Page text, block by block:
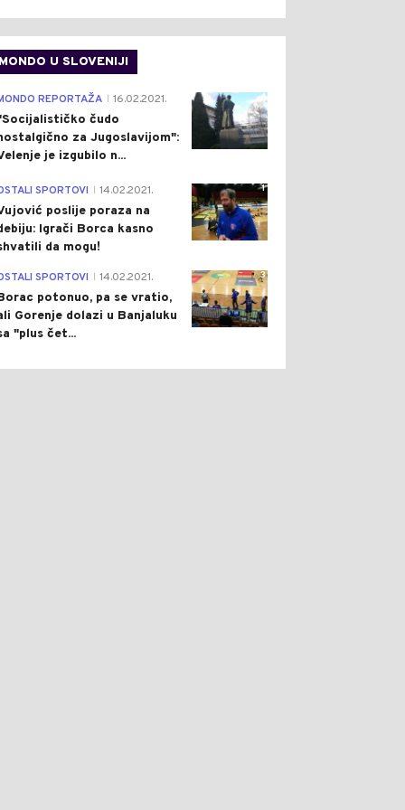
0
MONDO U SLOVENIJI
4
REPORTAŽA 16.02.2021.
čudo
za Jugoslavijom":
je izgubilo n...
1
SPORTOVI 14.02.2021.
poslije poraza na
Igrači Borca kasno
da mogu!
3
SPORTOVI 14.02.2021.
potonuo, pa se vratio,
Gorenje dolazi u Banjaluku
"plus čet...